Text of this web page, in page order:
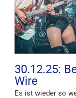
30.12.25:
Wire
Es ist wieder so